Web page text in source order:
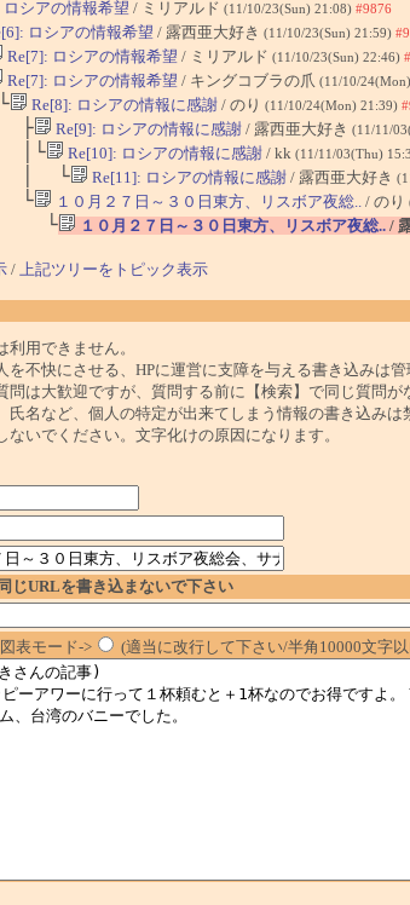
ロシアの情報希望 / ミリアルド (11/10/23(Sun) 21:08) #9876
ロシアの情報希望 / 露西亜大好き (11/10/23(Sun) 21:59)
Re[7]: ロシアの情報希望 / ミリアルド (11/10/23(Sun) 22:46)
Re[7]: ロシアの情報希望 / キングコブラの爪 (11/10/
Re[8]: ロシアの情報に感謝/ のり (11/10/24(Mon) 21:39)
Re[9]: ロシアの情報に感謝/ 露西亜大好き (11/11/
Re[10]: ロシアの情報に感謝/ kk (11/11/03(Thu)
Re[11]: ロシアの情報に感謝/ 露西亜大好き
１０月２７日～３０日東方、リスボア夜総.. / のり
１０月２７日～３０日東方、リスボア夜総../
/ 上記ツリーをトピック表示
利用できません。
を不快にさせる、HPに運営に支障を与える書き込みは管
問は大歓迎ですが、質問する前に【検索】で同じ質問が
氏名など、個人の特定が出来てしまう情報の書き込みは
ないでください。文字化けの原因になります。
じURLを書き込まないで下さい
表モード-> (適当に改行して下さい/半角10000文字